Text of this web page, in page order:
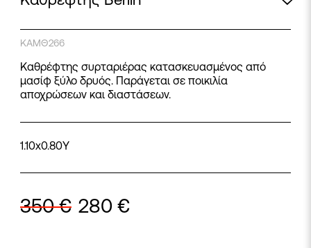
ΚΑΜΘ266
Καθρέφτης συρταριέρας κατασκευασμένος από
μασίφ ξύλο δρυός. Παράγεται σε ποικιλία
αποχρώσεων και διαστάσεων.
1.10x0.80Υ
350€ 280 €